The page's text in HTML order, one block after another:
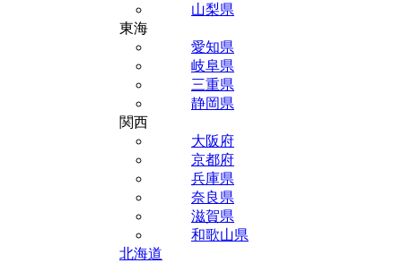
山梨県
東海
愛知県
岐阜県
三重県
静岡県
関西
大阪府
京都府
兵庫県
奈良県
滋賀県
和歌山県
北海道